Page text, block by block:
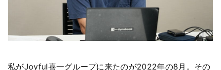
私がJoyful喜一グループに来たのが2022年の8月。その